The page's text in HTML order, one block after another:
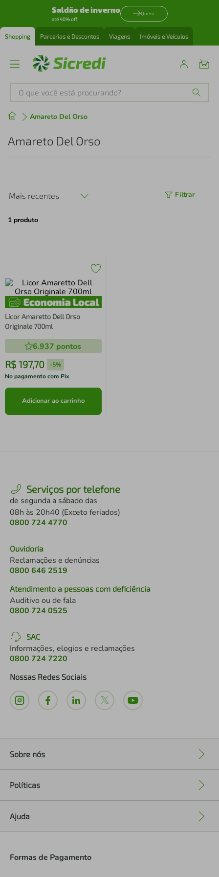
Saldão de inverno
até 40% off
Quero
Shopping Parcerias e Descontos Viagens Imóveis e Veículos
O que você está procurando?
Amareto Del Orso
Amareto Del Orso
Mais recentes Filtrar
1 produto
Licor Amaretto Dell Orso
Originale 700ml
6.937 pontos
R$ 197,70 -5%
No pagamento com Pix
Adicionar ao carrinho
Serviços por telefone
de segunda a sábado das
08h às 20h40 (Exceto feriados)
0800 724 4770
Ouvidoria
Reclamações e denúncias
0800 646 2519
Atendimento a pessoas com deficiência
Auditivo ou de fala
0800 724 0525
SAC
Informações, elogios e reclamações
0800 724 7220
Nossas Redes Sociais
Sobre nós
Políticas
Ajuda
Formas de Pagamento
Produtos mais buscados
tenis
perfume
4º